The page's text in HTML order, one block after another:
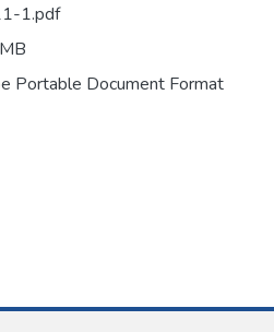
1.pdf
Portable Document Format